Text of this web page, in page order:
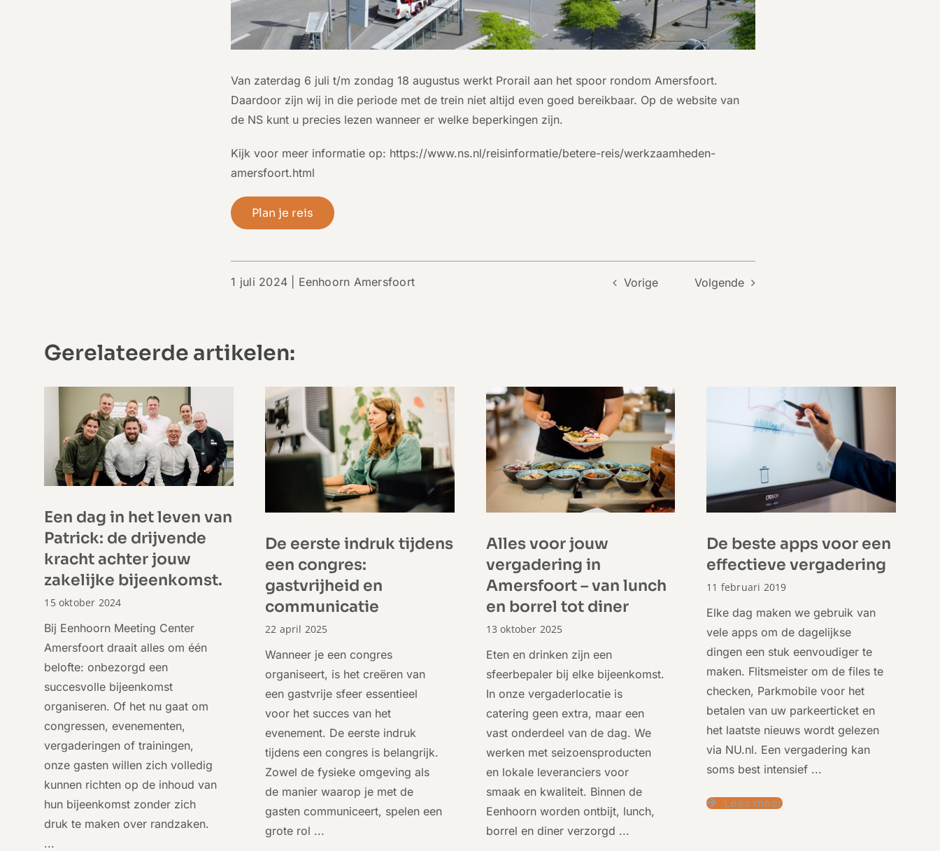
Van zaterdag 6 juli t/m zondag 18 augustus werkt Prorail aan het spoor rondom Amersfoort.
Daardoor zijn wij in die periode met de trein niet altijd even goed bereikbaar. Op de website van
de NS kunt u precies lezen wanneer er welke beperkingen zijn.
Kijk voor meer informatie op: https://www.ns.nl/reisinformatie/betere-reis/werkzaamheden-
amersfoort.html
Plan je reis
1 juli 2024 | Eenhoorn Amersfoort Vorige Volgende
Gerelateerde artikelen:
Een dag in het leven van
Patrick: de drijvende
kracht achter jouw
zakelijke bijeenkomst.
15 oktober 2024
Bij Eenhoorn Meeting Center
Amersfoort draait alles om één
belofte: onbezorgd een
succesvolle bijeenkomst
organiseren. Of het nu gaat om
congressen, evenementen,
vergaderingen of trainingen,
onze gasten willen zich volledig
kunnen richten op de inhoud van
hun bijeenkomst zonder zich
druk te maken over randzaken.
...
De eerste indruk tijdens
een congres:
gastvrijheid en
communicatie
22 april 2025
Wanneer je een congres
organiseert, is het creëren van
een gastvrije sfeer essentieel
voor het succes van het
evenement. De eerste indruk
tijdens een congres is belangrijk.
Zowel de fysieke omgeving als
de manier waarop je met de
gasten communiceert, spelen een
grote rol ...
Alles voor jouw
vergadering in
Amersfoort – van lunch
en borrel tot diner
13 oktober 2025
Eten en drinken zijn een
sfeerbepaler bij elke bijeenkomst.
In onze vergaderlocatie is
catering geen extra, maar een
vast onderdeel van de dag. We
werken met seizoensproducten
en lokale leveranciers voor
smaak en kwaliteit. Binnen de
Eenhoorn worden ontbijt, lunch,
borrel en diner verzorgd ...
De beste apps voor een
effectieve vergadering
11 februari 2019
Elke dag maken we gebruik van
vele apps om de dagelijkse
dingen een stuk eenvoudiger te
maken. Flitsmeister om de files te
checken, Parkmobile voor het
betalen van uw parkeerticket en
het laatste nieuws wordt gelezen
via NU.nl. Een vergadering kan
soms best intensief ...
Lees meer